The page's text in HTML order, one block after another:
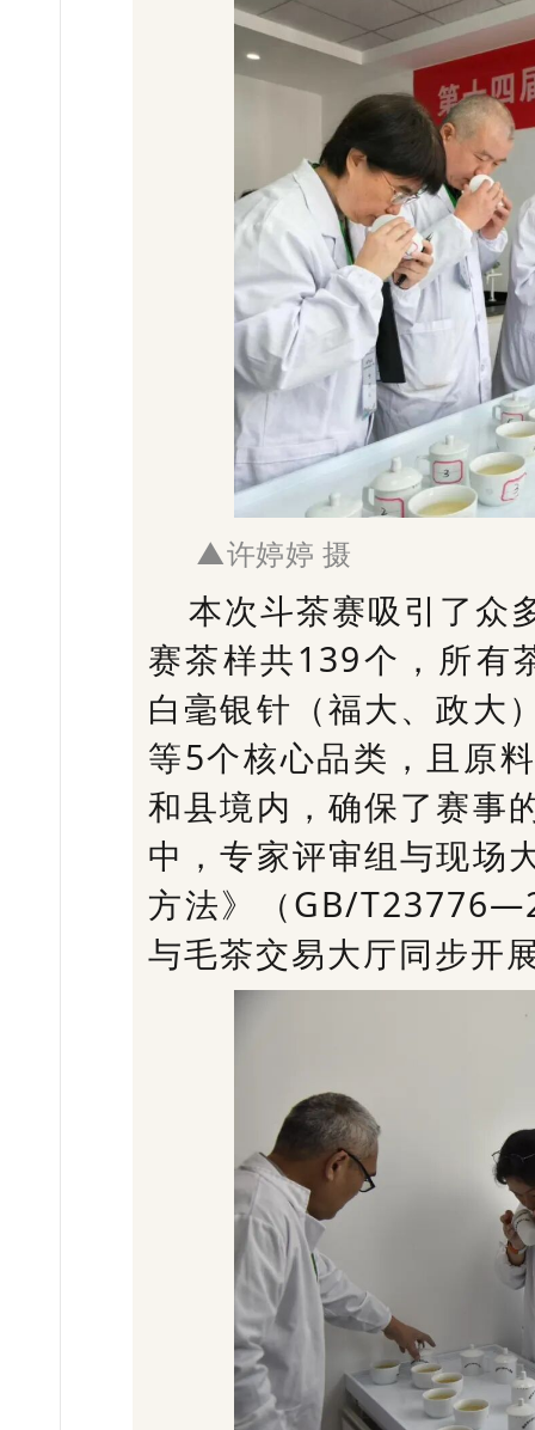
▲许婷婷 摄
本次斗茶赛吸引了众
赛茶样共139个，所有
白毫银针（福大、政大
等5个核心品类，且原
和县境内，确保了赛事
中，专家评审组与现场
方法》（GB/
与毛茶交易大厅同步开